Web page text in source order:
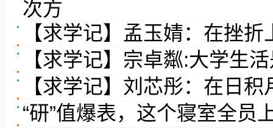
次方
【求学记】孟玉婧：在挫
【求学记】宗卓粼:大学生
【求学记】刘芯彤：在日
“研”值爆表，这个寝室全员